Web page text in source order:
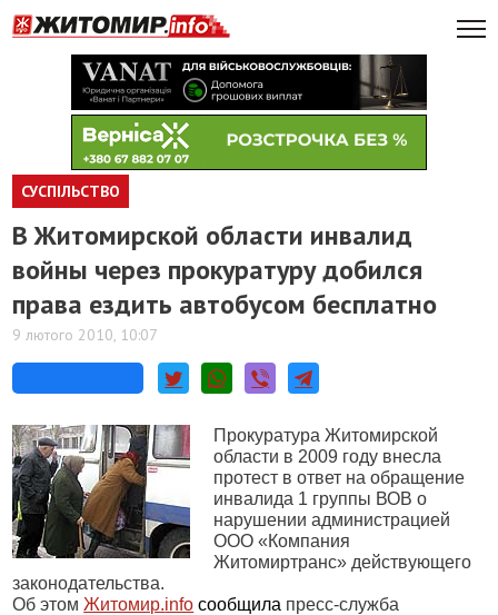
СУСПІЛЬСТВО
В Житомирской области инвалид
войны через прокуратуру добился
права ездить автобусом бесплатно
9 лютого 2010, 10:07
Прокуратура Житомирской
области в 2009 году внесла
протест в ответ на обращение
инвалида 1 группы ВОВ о
нарушении администрацией
ООО «Компания
Житомиртранс» действующего
законодательства.
Об этомЖитомир.info сообщила пресс-служба